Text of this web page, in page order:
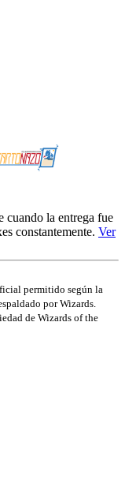
cuando la entrega fue
constantemente. Ver
permitido según la
por Wizards.
de Wizards of the